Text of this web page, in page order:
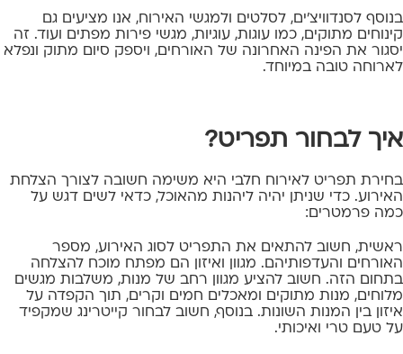
בנוסף לסנדוויצ'ים, לסלטים ולמגשי האירוח, אנו מציעים גם
קינוחים מתוקים, כמו עוגות, עוגיות, מגשי פירות מפתים ועוד. זה
יסגור את הפינה האחרונה של האורחים, ויספק סיום מתוק ונפלא
לארוחה טובה במיוחד.
איך לבחור תפריט?
בחירת תפריט לאירוח חלבי היא משימה חשובה לצורך הצלחת
האירוע. כדי שניתן יהיה ליהנות מהאוכל, כדאי לשים דגש על
כמה פרמטרים:
ראשית, חשוב להתאים את התפריט לסוג האירוע, מספר
האורחים והעדפותיהם. מגוון ואיזון הם מפתח מוכח להצלחה
בתחום הזה. חשוב להציע מגוון רחב של מנות, משלבות מגשים
מלוחים, מנות מתוקים ומאכלים חמים וקרים, תוך הקפדה על
איזון בין המנות השונות. בנוסף, חשוב לבחור קייטרינג שמקפיד
על טעם טרי ואיכותי.